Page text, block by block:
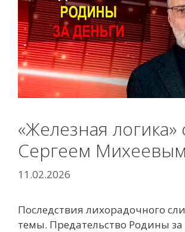
«Железная логика»
Сергеем Михеевым
11.02.2026
Последствия лихорадочного
темы. Предательство Родины за